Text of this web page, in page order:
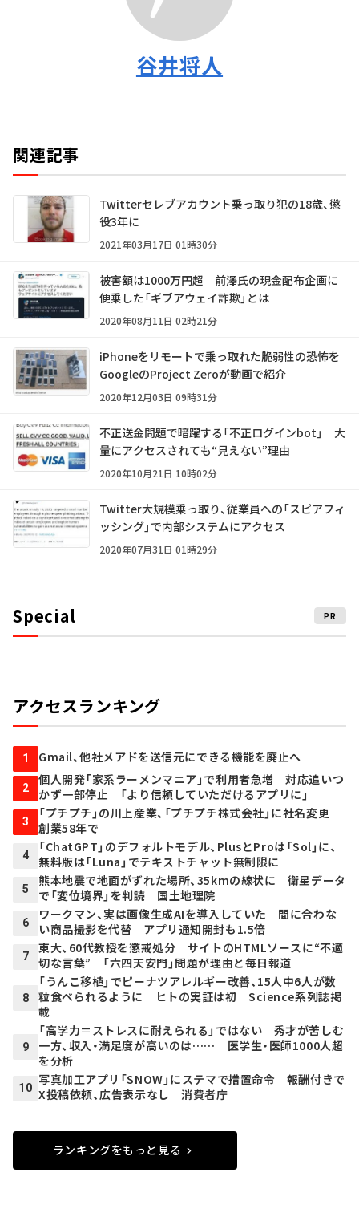
谷井将人
関連記事
Twitterセレブアカウント乗っ取り犯の18歳、懲
役3年に
2021年03月17日 01時30分
被害額は1000万円超 前澤氏の現金配布企画に
便乗した「ギブアウェイ詐欺」とは
2020年08月11日 02時21分
iPhoneをリモートで乗っ取れた脆弱性の恐怖を
GoogleのProject Zeroが動画で紹介
2020年12月03日 09時31分
不正送金問題で暗躍する「不正ログインbot」 大
量にアクセスされても“見えない”理由
2020年10月21日 10時02分
Twitter大規模乗っ取り、従業員への「スピアフィ
ッシング」で内部システムにアクセス
2020年07月31日 01時29分
Special PR
アクセスランキング
1 Gmail、他社メアドを送信元にできる機能を廃止へ
2
個人開発「家系ラーメンマニア」で利用者急増 対応追いつ
かず一部停止 「より信頼していただけるアプリに」
3
「プチプチ」の川上産業、「プチプチ株式会社」に社名変更
創業58年で
4
「ChatGPT」のデフォルトモデル、PlusとProは「Sol」に、
無料版は「Luna」でテキストチャット無制限に
5
熊本地震で地面がずれた場所、35kmの線状に 衛星データ
で「変位境界」を判読 国土地理院
6
ワークマン、実は画像生成AIを導入していた 間に合わな
い商品撮影を代替 アプリ通知開封も1.5倍
7
東大、60代教授を懲戒処分 サイトのHTMLソースに“不適
切な言葉” 「六四天安門」問題が理由と毎日報道
8
「うんこ移植」でピーナツアレルギー改善、15人中6人が数
粒食べられるように ヒトの実証は初 Science系列誌掲
載
9
「高学力＝ストレスに耐えられる」ではない 秀才が苦しむ
一方、収入・満足度が高いのは…… 医学生・医師1000人超
を分析
10
写真加工アプリ「SNOW」にステマで措置命令 報酬付きで
X投稿依頼、広告表示なし 消費者庁
ランキングをもっと見る